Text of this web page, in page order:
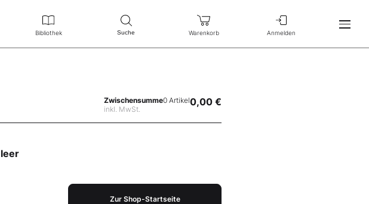
Bibliothek Suche Warenkorb Anmelden
Zwischensumme
inkl. MwSt.
0 Artikel0,00 €
Zur Shop-Startseite